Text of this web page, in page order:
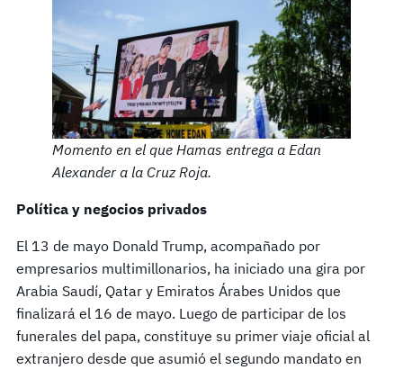
Momento en el que Hamas entrega a Edan
Alexander a la Cruz Roja.
Política y negocios privados
El 13 de mayo Donald Trump, acompañado por
empresarios multimillonarios, ha iniciado una gira por
Arabia Saudí, Qatar y Emiratos Árabes Unidos que
finalizará el 16 de mayo. Luego de participar de los
funerales del papa, constituye su primer viaje oficial al
extranjero desde que asumió el segundo mandato en